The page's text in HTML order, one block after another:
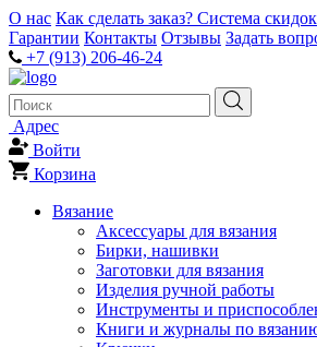
О нас Как сделать заказ? Система скидок
Гарантии Контакты Отзывы Задать
+7 (913) 206-46-24
Адрес
Войти
Корзина
Вязание
Аксессуары для вязания
Бирки, нашивки
Заготовки для вязания
Изделия ручной работы
Инструменты и
Книги и журналы по